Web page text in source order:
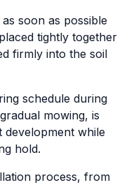
soon as possible
tightly together
firmly into the soil
schedule during
mowing, is
development while
hold.
process, from